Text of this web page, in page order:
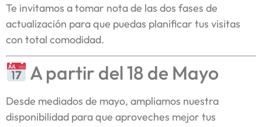
Te invitamos a tomar nota de las dos fases de
actualización para que puedas planificar tus visitas
con total comodidad.
A partir del 18 de Mayo
Desde mediados de mayo, ampliamos nuestra
disponibilidad para que aproveches mejor tus